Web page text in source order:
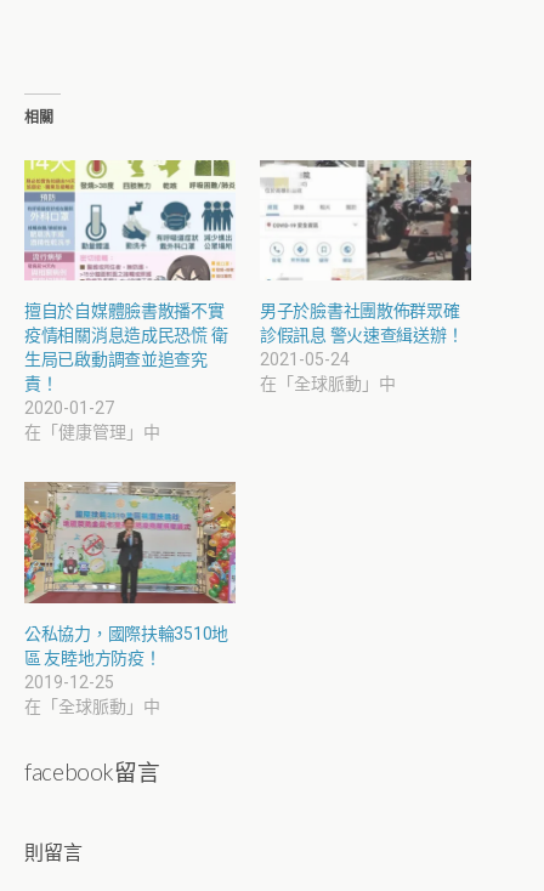
相關
擅自於自媒體臉書散播不實
疫情相關消息造成民恐慌 衛
生局已啟動調查並追查究
責！
2020-01-27
在「健康管理」中
男子於臉書社團散佈群眾確
診假訊息 警火速查緝送辦！
2021-05-24
在「全球脈動」中
公私協力，國際扶輪3510地
區 友睦地方防疫！
2019-12-25
在「全球脈動」中
facebook留言
則留言